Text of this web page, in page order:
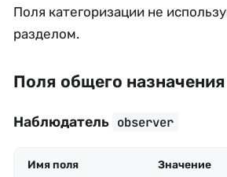
Поля категоризации не
разделом.
Поля общего назначения
Наблюдатель observer
Имя поля Значение